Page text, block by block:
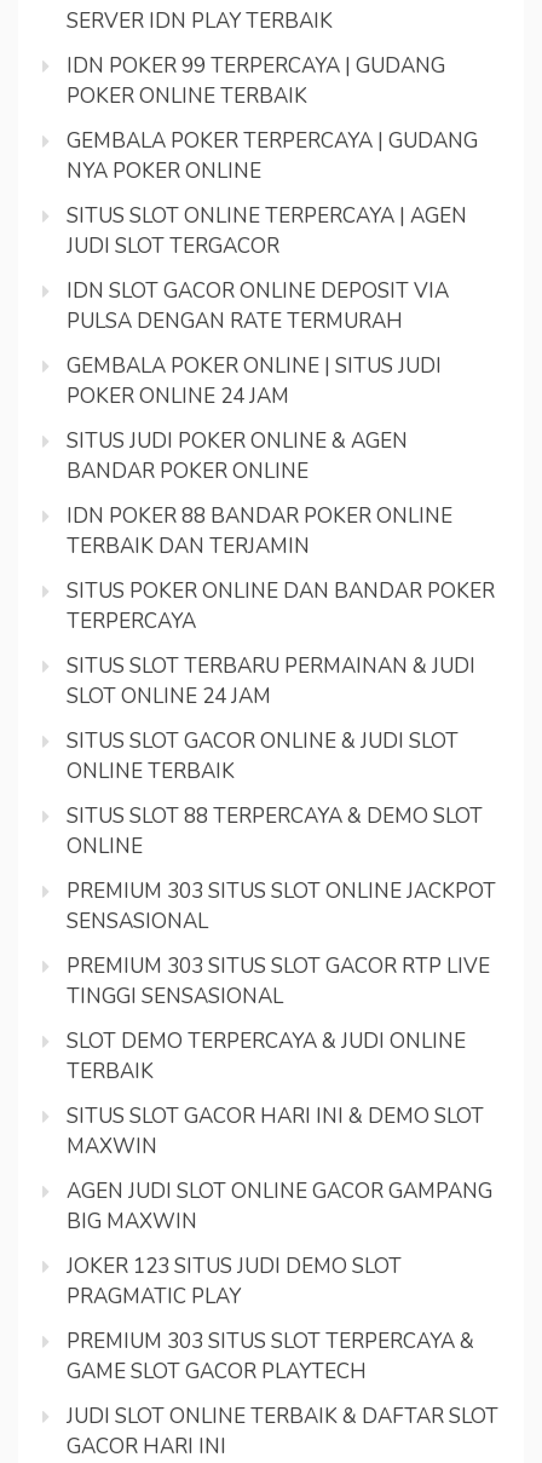
SERVER IDN PLAY TERBAIK
IDN POKER 99 TERPERCAYA | GUDANG
POKER ONLINE TERBAIK
GEMBALA POKER TERPERCAYA | GUDANG
NYA POKER ONLINE
SITUS SLOT ONLINE TERPERCAYA | AGEN
JUDI SLOT TERGACOR
IDN SLOT GACOR ONLINE DEPOSIT VIA
PULSA DENGAN RATE TERMURAH
GEMBALA POKER ONLINE | SITUS JUDI
POKER ONLINE 24 JAM
SITUS JUDI POKER ONLINE & AGEN
BANDAR POKER ONLINE
IDN POKER 88 BANDAR POKER ONLINE
TERBAIK DAN TERJAMIN
SITUS POKER ONLINE DAN BANDAR POKER
TERPERCAYA
SITUS SLOT TERBARU PERMAINAN & JUDI
SLOT ONLINE 24 JAM
SITUS SLOT GACOR ONLINE & JUDI SLOT
ONLINE TERBAIK
SITUS SLOT 88 TERPERCAYA & DEMO SLOT
ONLINE
PREMIUM 303 SITUS SLOT ONLINE JACKPOT
SENSASIONAL
PREMIUM 303 SITUS SLOT GACOR RTP LIVE
TINGGI SENSASIONAL
SLOT DEMO TERPERCAYA & JUDI ONLINE
TERBAIK
SITUS SLOT GACOR HARI INI & DEMO SLOT
MAXWIN
AGEN JUDI SLOT ONLINE GACOR GAMPANG
BIG MAXWIN
JOKER 123 SITUS JUDI DEMO SLOT
PRAGMATIC PLAY
PREMIUM 303 SITUS SLOT TERPERCAYA &
GAME SLOT GACOR PLAYTECH
JUDI SLOT ONLINE TERBAIK & DAFTAR SLOT
GACOR HARI INI